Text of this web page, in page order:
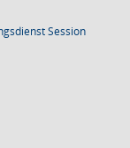
Session(Wird in